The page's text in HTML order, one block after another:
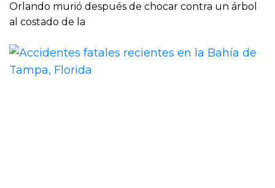
Orlando murió después de chocar contra un árbol
al costado de la